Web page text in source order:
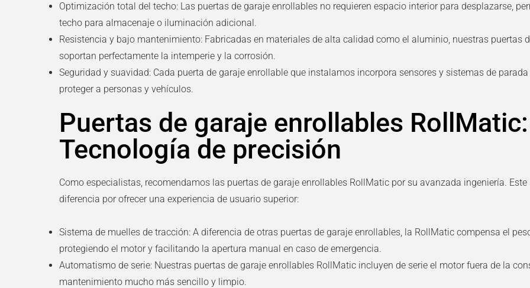
Optimización total del techo: Las puertas de garaje enrollables no requieren espacio interior para desplazarse,
techo para almacenaje o iluminación adicional.
Resistencia y bajo mantenimiento: Fabricadas en materiales de alta calidad como el aluminio, nuestras puertas
soportan perfectamente la intemperie y la corrosión.
Seguridad y suavidad: Cada puerta de garaje enrollable que instalamos incorpora sensores y sistemas de
proteger a personas y vehículos.
Puertas de garaje enrollables RollMatic:
Tecnología de precisión
Como especialistas, recomendamos las puertas de garaje enrollables RollMatic por su avanzada ingeniería.
diferencia por ofrecer una experiencia de usuario superior:
Sistema de muelles de tracción: A diferencia de otras puertas de garaje enrollables, la RollMatic compensa el
protegiendo el motor y facilitando la apertura manual en caso de emergencia.
Automatismo de serie: Nuestras puertas de garaje enrollables RollMatic incluyen de serie el motor fuera de la
mantenimiento mucho más sencillo y limpio.